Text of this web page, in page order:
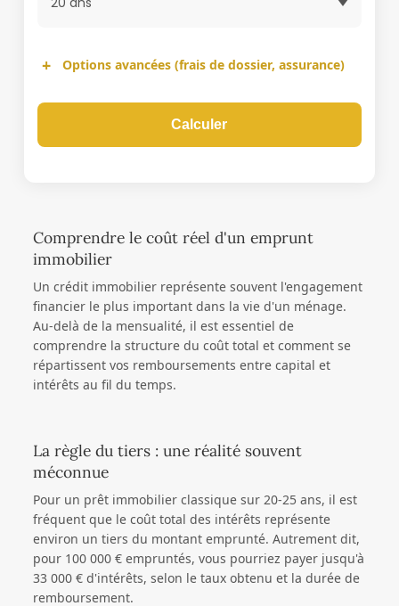
Options avancées (frais de dossier, assurance)
Calculer
Comprendre le coût réel d'un emprunt
immobilier
Un crédit immobilier représente souvent l'engagement
financier le plus important dans la vie d'un ménage.
Au-delà de la mensualité, il est essentiel de
comprendre la structure du coût total et comment se
répartissent vos remboursements entre capital et
intérêts au fil du temps.
La règle du tiers : une réalité souvent
méconnue
Pour un prêt immobilier classique sur 20-25 ans, il est
fréquent que le coût total des intérêts représente
environ un tiers du montant emprunté. Autrement dit,
pour 100 000 € empruntés, vous pourriez payer jusqu'à
33 000 € d'intérêts, selon le taux obtenu et la durée de
remboursement.